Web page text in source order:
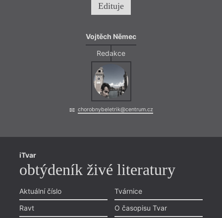
Edituje
Vojtěch Němec
Redakce
chorobnybeletrik@centrum.cz
iTvar
obtýdeník živé literatury
Aktuální číslo
Ravt
Tvárnice
O časopisu Tvar